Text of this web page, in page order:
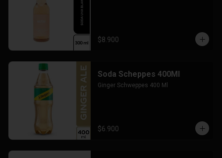
$8.900
Soda Scheppes 400Ml
Ginger Schweppes 400 Ml
$6.900